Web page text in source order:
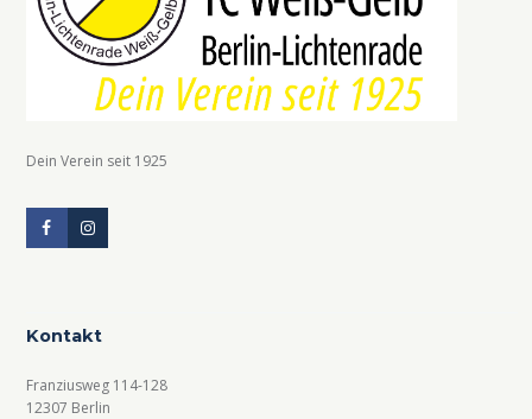
Dein Verein seit 1925
Kontakt
Franziusweg 114-128
12307 Berlin